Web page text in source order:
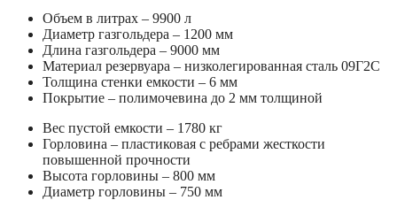
Объем в литрах – 9900 л
Диаметр газгольдера – 1200 мм
Длина газгольдера – 9000 мм
Материал резервуара – низколегированная сталь 09Г2С
Толщина стенки емкости – 6 мм
Покрытие – полимочевина до 2 мм толщиной
Вес пустой емкости – 1780 кг
Горловина – пластиковая с ребрами жесткости
повышенной прочности
Высота горловины – 800 мм
Диаметр горловины – 750 мм